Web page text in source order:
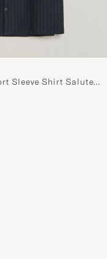
Sleeve Shirt Salute